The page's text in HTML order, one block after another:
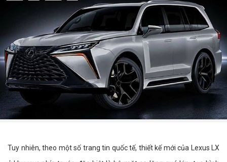
Tuy nhiên, theo một số trang tin quốc tế, thiết kế mới của Lexus LX